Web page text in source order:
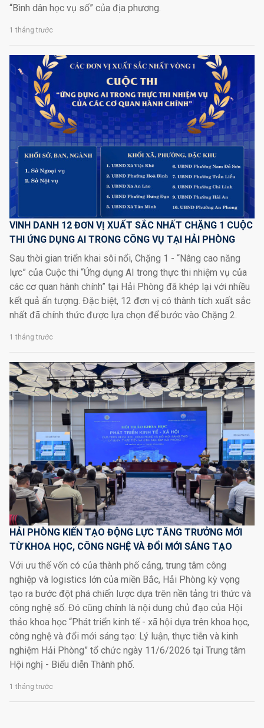
“Bình dân học vụ số” của địa phương.
1 tháng trước
VINH DANH 12 ĐƠN VỊ XUẤT SẮC NHẤT CHẶNG 1 CUỘC
THI ỨNG DỤNG AI TRONG CÔNG VỤ TẠI HẢI PHÒNG
Sau thời gian triển khai sôi nổi, Chặng 1 - “Nâng cao năng
lực” của Cuộc thi “Ứng dụng AI trong thực thi nhiệm vụ của
các cơ quan hành chính” tại Hải Phòng đã khép lại với nhiều
kết quả ấn tượng. Đặc biệt, 12 đơn vị có thành tích xuất sắc
nhất đã chính thức được lựa chọn để bước vào Chặng 2.
1 tháng trước
HẢI PHÒNG KIẾN TẠO ĐỘNG LỰC TĂNG TRƯỞNG MỚI
TỪ KHOA HỌC, CÔNG NGHỆ VÀ ĐỔI MỚI SÁNG TẠO
Với ưu thế vốn có của thành phố cảng, trung tâm công
nghiệp và logistics lớn của miền Bắc, Hải Phòng kỳ vọng
tạo ra bước đột phá chiến lược dựa trên nền tảng tri thức và
công nghệ số. Đó cũng chính là nội dung chủ đạo của Hội
thảo khoa học “Phát triển kinh tế - xã hội dựa trên khoa học,
công nghệ và đổi mới sáng tạo: Lý luận, thực tiễn và kinh
nghiệm Hải Phòng” tổ chức ngày 11/6/2026 tại Trung tâm
Hội nghị - Biểu diễn Thành phố.
1 tháng trước